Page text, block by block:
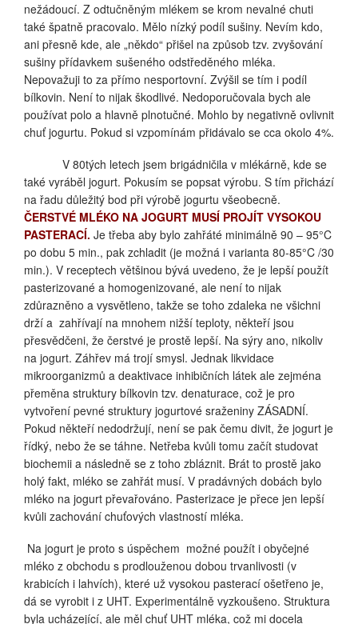
nežádoucí. Z odtučněným mlékem se krom nevalné chuti
také špatně pracovalo. Mělo nízký podíl sušiny. Nevím kdo,
ani přesně kde, ale „někdo“ přišel na způsob tzv. zvyšování
sušiny přídavkem sušeného odstředěného mléka.
Nepovažuji to za přímo nesportovní. Zvýšil se tím i podíl
bílkovin. Není to nijak škodlivé. Nedoporučovala bych ale
používat polo a hlavně plnotučné. Mohlo by negativně ovlivnit
chuť jogurtu. Pokud si vzpomínám přidávalo se cca okolo 4%.
V 80tých letech jsem brigádničila v mlékárně, kde se
také vyráběl jogurt. Pokusím se popsat výrobu. S tím přichází
na řadu důležitý bod při výrobě jogurtu všeobecně.
ČERSTVÉ MLÉKO NA JOGURT MUSÍ PROJÍT VYSOKOU
PASTERACÍ. Je třeba aby bylo zahřáté minimálně 90 – 95°C
po dobu 5 min., pak zchladit (je možná i varianta 80-85°C /30
min.). V receptech většinou bývá uvedeno, že je lepší použít
pasterizované a homogenizované, ale není to nijak
zdůrazněno a vysvětleno, takže se toho zdaleka ne všichni
drží a zahřívají na mnohem nižší teploty, někteří jsou
přesvědčeni, že čerstvé je prostě lepší. Na sýry ano, nikoliv
na jogurt. Záhřev má trojí smysl. Jednak likvidace
mikroorganizmů a deaktivace inhibičních látek ale zejména
přeměna struktury bílkovin tzv. denaturace, což je pro
vytvoření pevné struktury jogurtové sraženiny ZÁSADNÍ.
Pokud někteří nedodržují, není se pak čemu divit, že jogurt je
řídký, nebo že se táhne. Netřeba kvůli tomu začít studovat
biochemii a následně se z toho zbláznit. Brát to prostě jako
holý fakt, mléko se zahřát musí. V pradávných dobách bylo
mléko na jogurt převařováno. Pasterizace je přece jen lepší
kvůli zachování chuťových vlastností mléka.
Na jogurt je proto s úspěchem možné použít i obyčejné
mléko z obchodu s prodlouženou dobou trvanlivosti (v
krabicích i lahvích), které už vysokou pasterací ošetřeno je,
dá se vyrobit i z UHT. Experimentálně vyzkoušeno. Struktura
byla ucházející, ale měl chuť UHT mléka, což mi docela